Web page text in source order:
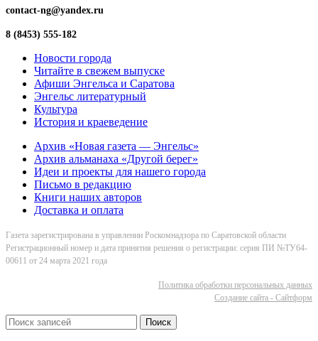
contact-ng@yandex.ru
8 (8453) 555-182
Новости города
Читайте в свежем выпуске
Афиши Энгельса и Саратова
Энгельс литературный
Культура
История и краеведение
Архив «Новая газета — Энгельс»
Архив альманаха «Другой берег»
Идеи и проекты для нашего города
Письмо в редакцию
Книги наших авторов
Доставка и оплата
Газета зарегистрирована в управлении Роскомнадзора по Саратовской области
Регистрационный номер и дата принятия решения о регистрации: серия ПИ №ТУ64-
00611 от 24 марта 2021 года
Политика обработки персональных данных
Cоздание сайта - Сайтформ
Поиск